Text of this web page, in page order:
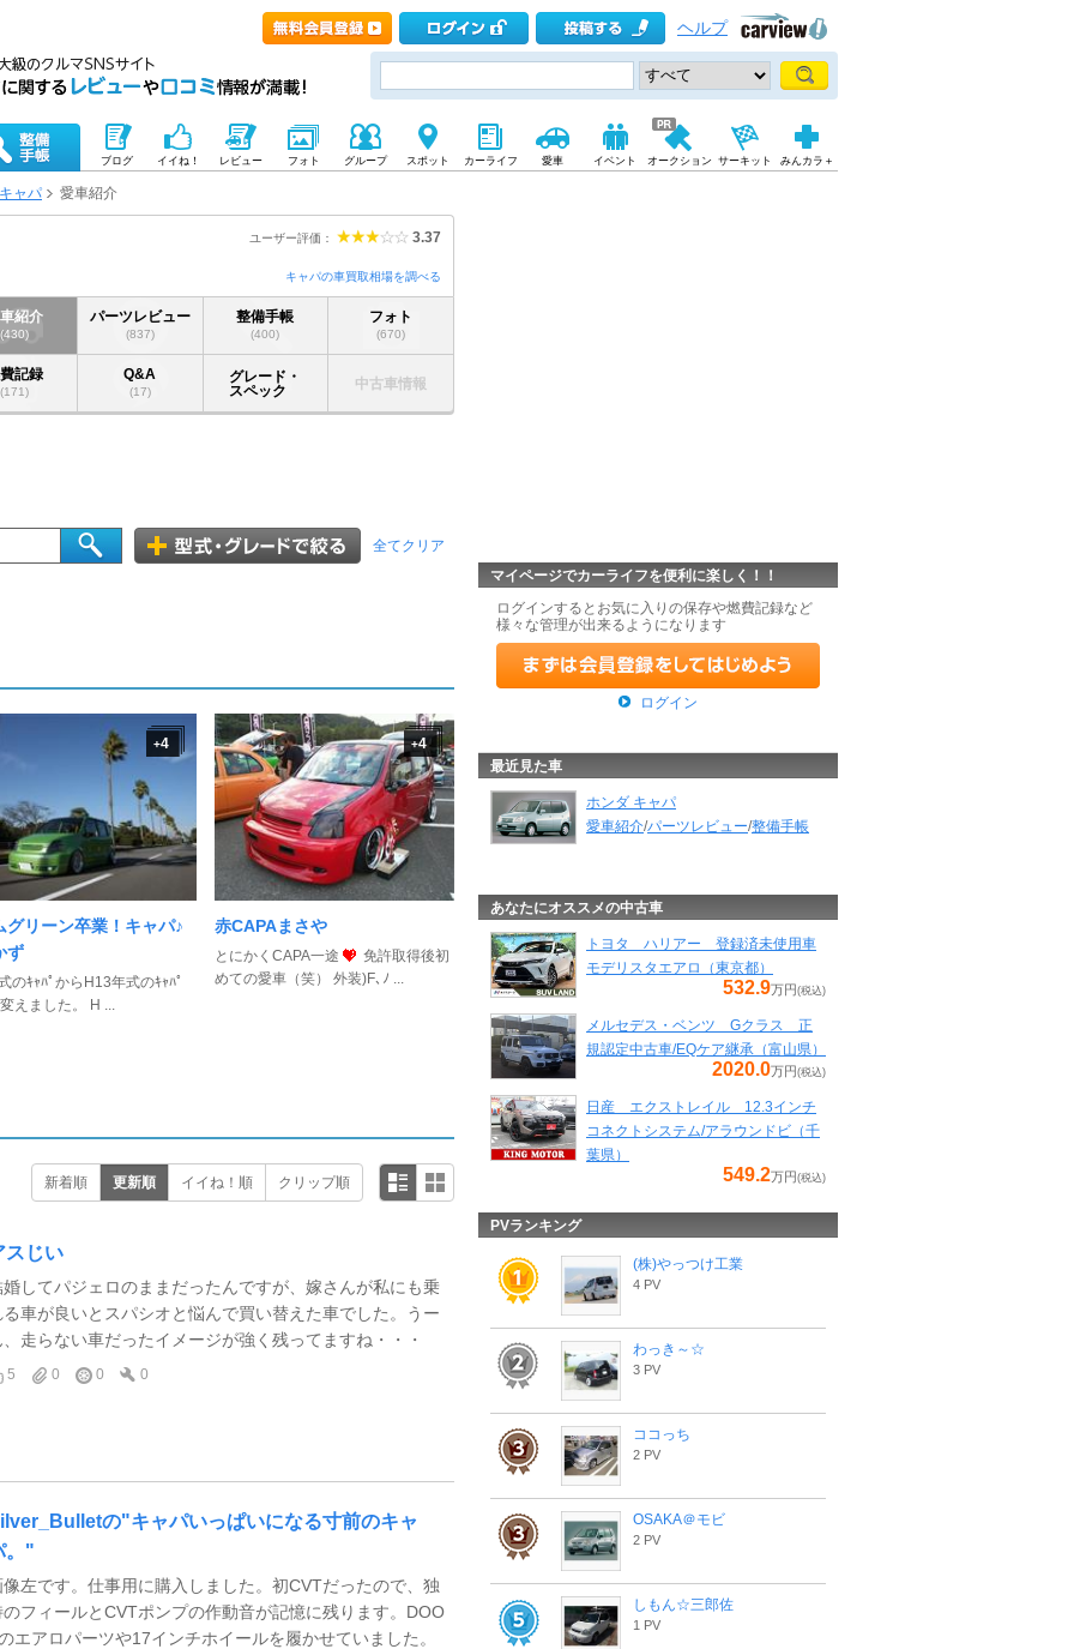
ヘルプ
ブログ イイね！ レビュー フォト グループ スポット カーライフ 愛車 イベント オークション サーキット みんカラ＋
キャパ 愛車紹介
ユーザー評価： 3.37
キャパの車買取相場を調べる
紹介
(430)
パーツレビュー
(837)
整備手帳
(400)
フォト
(670)
記録
(171)
Q&A
(17)
グレード・
スペック
中古車情報
全てクリア
+4
グリーン卒業！キャパ♪
ず
のｷｬﾊﾟからH13年式のｷｬﾊﾟ
えました。 H ...
+4
赤CAPAまさや
とにかくCAPA一途
免許取得後初
めての愛車（笑） 外装)F､ﾉ ...
新着順 更新順 イイね！順 クリップ順
スじい
婚してパジェロのままだったんですが、嫁さんが私にも乗
る車が良いとスパシオと悩んで買い替えた車でした。うー
、走らない車だったイメージが強く残ってますね・・・
5 0 0 0
の"キャパいっぱいになる寸前のキャ
。"
像左です。仕事用に購入しました。初CVTだったので、独
のフィールとCVTポンプの作動音が記憶に残ります。DOO
エアロパーツや17インチホイールを履かせていました。
マイページでカーライフを便利に楽しく！！
ログインするとお気に入りの保存や燃費記録など
様々な管理が出来るようになります
ログイン
最近見た車
ホンダ キャパ
愛車紹介/パーツレビュー/整備手帳
あなたにオススメの中古車
トヨタ ハリアー 登録済未使用車
モデリスタエアロ（東京都）
532.9万円 (税込)
メルセデス・ベンツ Gクラス 正
規認定中古車/EQケア継承（富山県）
2020.0万円 (税込)
日産 エクストレイル 12.3インチ
コネクトシステム/アラウンドビ（千
葉県）
549.2万円 (税込)
PVランキング
(株)やっつけ工業
4 PV
わっき～☆
3 PV
ココっち
2 PV
OSAKA＠モビ
2 PV
しもん☆三郎佐
1 PV